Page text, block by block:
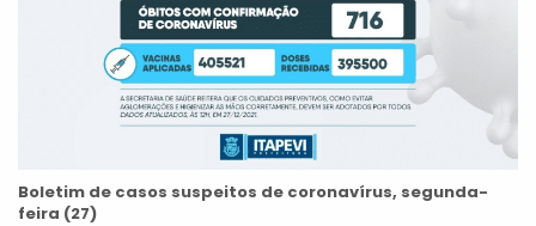
Boletim de casos suspeitos de coronavírus, segunda-
feira (27)